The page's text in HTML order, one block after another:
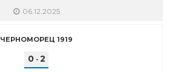
06.12.2025
ЧЕРНОМОРЕЦ 1919
0- 2